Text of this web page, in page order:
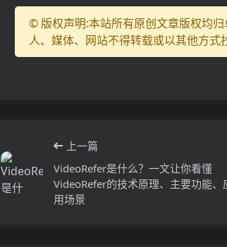
© 版权声明:本站所有原创文章版权均归
人、媒体、网站不得转载或以其他方式
上一篇
VideoRefer是什么？一文让你看懂
VideoRefer的技术原理、主要功能、
用场景